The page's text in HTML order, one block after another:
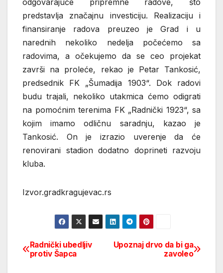
odgovarajuće pripremne radove, što
predstavlja značajnu investiciju. Realizaciju i
finansiranje radova preuzeo je Grad i u
narednih nekoliko nedelja počećemo sa
radovima, a očekujemo da se ceo projekat
završi na proleće, rekao je Petar Tankosić,
predsednik FK „Šumadija 1903“. Dok radovi
budu trajali, nekoliko utakmica ćemo odigrati
na pomoćnim terenima FK „Radnički 1923“, sa
kojim imamo odličnu saradnju, kazao je
Tankosić. On je izrazio uverenje da će
renovirani stadion dodatno doprineti razvoju
kluba.
Izvor.gradkragujevac.rs
Post
Upoznaj drvo da bi ga
zavoleo
Radnički ubedljiv
protiv Šapca